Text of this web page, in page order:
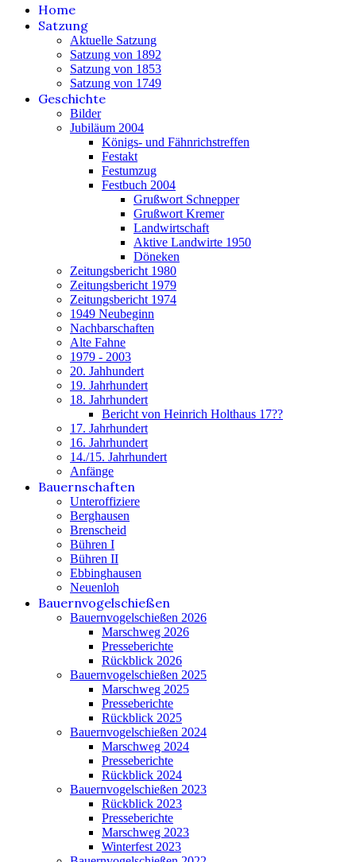
Home
Satzung
Aktuelle Satzung
Satzung von 1892
Satzung von 1853
Satzung von 1749
Geschichte
Bilder
Jubiläum 2004
Königs- und Fähnrichstreffen
Festakt
Festumzug
Festbuch 2004
Grußwort Schnepper
Grußwort Kremer
Landwirtschaft
Aktive Landwirte 1950
Döneken
Zeitungsbericht 1980
Zeitungsbericht 1979
Zeitungsbericht 1974
1949 Neubeginn
Nachbarschaften
Alte Fahne
1979 - 2003
20. Jahhundert
19. Jahrhundert
18. Jahrhundert
Bericht von Heinrich Holthaus 17??
17. Jahrhundert
16. Jahrhundert
14./15. Jahrhundert
Anfänge
Bauernschaften
Unteroffiziere
Berghausen
Brenscheid
Bühren I
Bühren II
Ebbinghausen
Neuenloh
Bauernvogelschießen
Bauernvogelschießen 2026
Marschweg 2026
Presseberichte
Rückblick 2026
Bauernvogelschießen 2025
Marschweg 2025
Presseberichte
Rückblick 2025
Bauernvogelschießen 2024
Marschweg 2024
Presseberichte
Rückblick 2024
Bauernvogelschießen 2023
Rückblick 2023
Presseberichte
Marschweg 2023
Winterfest 2023